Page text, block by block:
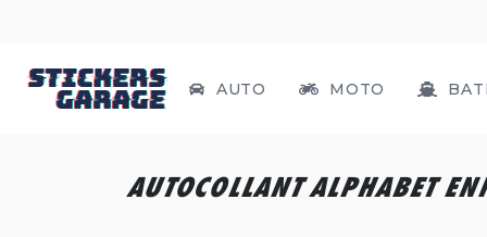
AUTO MOTO
AUTOCOLLANT ALPHABET